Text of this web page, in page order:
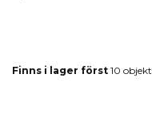
Finns i lager först 10 objekt